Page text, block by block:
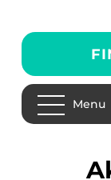
Menu
Aktier köpa en